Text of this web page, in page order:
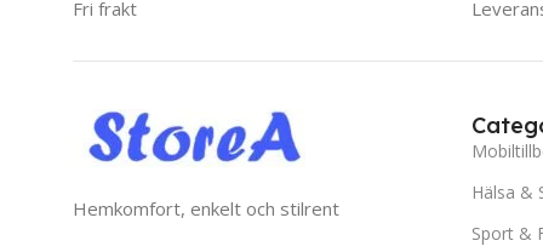
Fri frakt
Hemkomfort, enkelt och stilrent
Hälsa &
Sport &